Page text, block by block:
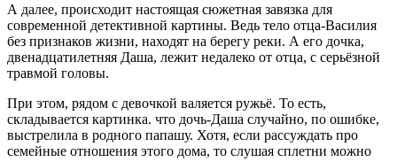
А далее, происходит настоящая сюжетная завязка для
современной детективной картины. Ведь тело отца-Василия
без признаков жизни, находят на берегу реки. А его дочка,
двенадцатилетняя Даша, лежит недалеко от отца, с серьёзной
травмой головы.
При этом, рядом с девочкой валяется ружьё. То есть,
складывается картинка. что дочь-Даша случайно, по ошибке,
выстрелила в родного папашу. Хотя, если рассуждать про
семейные отношения этого дома, то слушая сплетни можно